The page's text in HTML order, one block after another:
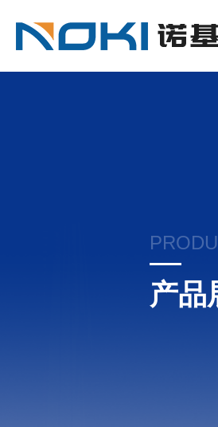
产品